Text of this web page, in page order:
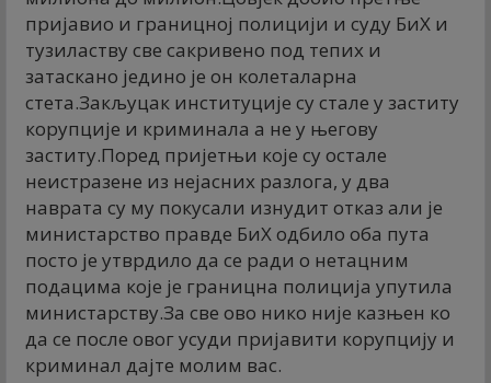
пријавио и границној полицији и суду БиХ и
тузиластву све сакривено под тепих и
затаскано једино је он колеталарна
стета.Закљуцак институције су стале у заститу
корупције и криминала а не у његову
заститу.Поред пријетњи које су остале
неистразене из нејасних разлога, у два
наврата су му покусали изнудит отказ али је
министарство правде БиХ одбило оба пута
посто је утврдило да се ради о нетацним
подацима које је границна полиција упутила
министарству.За све ово нико није казњен ко
да се после овог усуди пријавити корупцију и
криминал дајте молим вас.